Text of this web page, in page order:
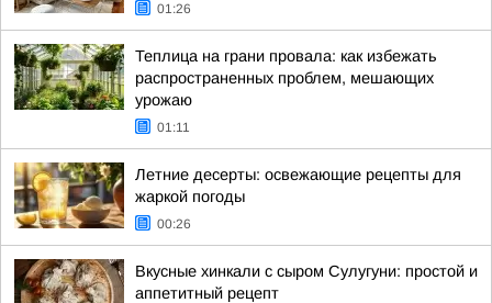
01:26
Теплица на грани провала: как избежать
распространенных проблем, мешающих
урожаю
01:11
Летние десерты: освежающие рецепты для
жаркой погоды
00:26
Вкусные хинкали с сыром Сулугуни: простой и
аппетитный рецепт